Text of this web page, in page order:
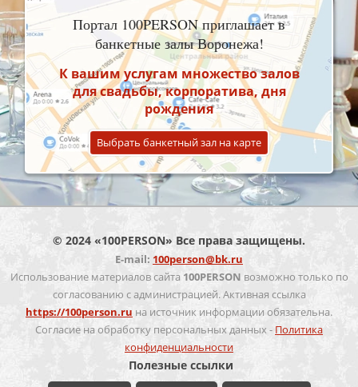
Портал 100PERSON приглашает в
банкетные залы Воронежа!
К вашим услугам множество залов
для свадьбы, корпоратива, дня
рождения
Выбрать банкетный зал на карте
© 2024 «100PERSON» Все права защищены.
E-mail: 100person@bk.ru
Использование материалов сайта 100PERSON возможно только по
согласованию с администрацией. Активная ссылка
https://100person.ru на источник информации обязательна.
Согласие на обработку персональных данных - Политика
конфиденциальности
Полезные ссылки